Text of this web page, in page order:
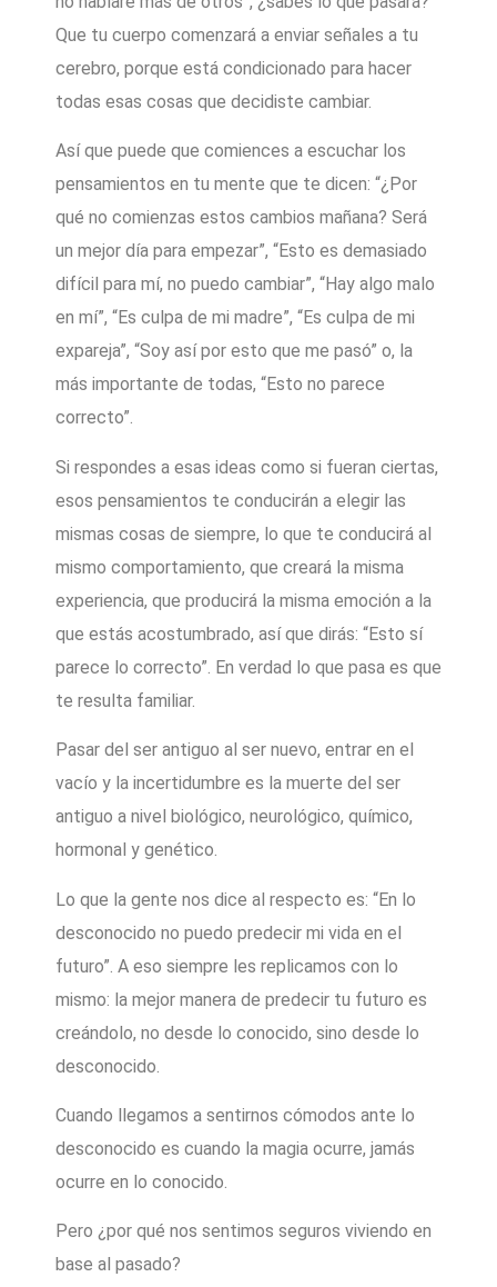
Que tu cuerpo comenzará a enviar señales a tu
cerebro, porque está condicionado para hacer
todas esas cosas que decidiste cambiar.
Así que puede que comiences a escuchar los
pensamientos en tu mente que te dicen: “¿Por
qué no comienzas estos cambios mañana? Será
un mejor día para empezar”, “Esto es demasiado
difícil para mí, no puedo cambiar”, “Hay algo malo
en mí”, “Es culpa de mi madre”, “Es culpa de mi
expareja”, “Soy así por esto que me pasó” o, la
más importante de todas, “Esto no parece
correcto”.
Si respondes a esas ideas como si fueran ciertas,
esos pensamientos te conducirán a elegir las
mismas cosas de siempre, lo que te conducirá al
mismo comportamiento, que creará la misma
experiencia, que producirá la misma emoción a la
que estás acostumbrado, así que dirás: “Esto sí
parece lo correcto”. En verdad lo que pasa es que
te resulta familiar.
Pasar del ser antiguo al ser nuevo, entrar en el
vacío y la incertidumbre es la muerte del ser
antiguo a nivel biológico, neurológico, químico,
hormonal y genético.
Lo que la gente nos dice al respecto es: “En lo
desconocido no puedo predecir mi vida en el
futuro”. A eso siempre les replicamos con lo
mismo: la mejor manera de predecir tu futuro es
creándolo, no desde lo conocido, sino desde lo
desconocido.
Cuando llegamos a sentirnos cómodos ante lo
desconocido es cuando la magia ocurre, jamás
ocurre en lo conocido.
Pero ¿por qué nos sentimos seguros viviendo en
base al pasado?